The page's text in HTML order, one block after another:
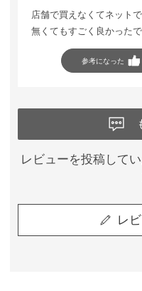
店舗で買えなくてネット
無くてもすごく良かったで
参考になった
レビューを投稿して
レ